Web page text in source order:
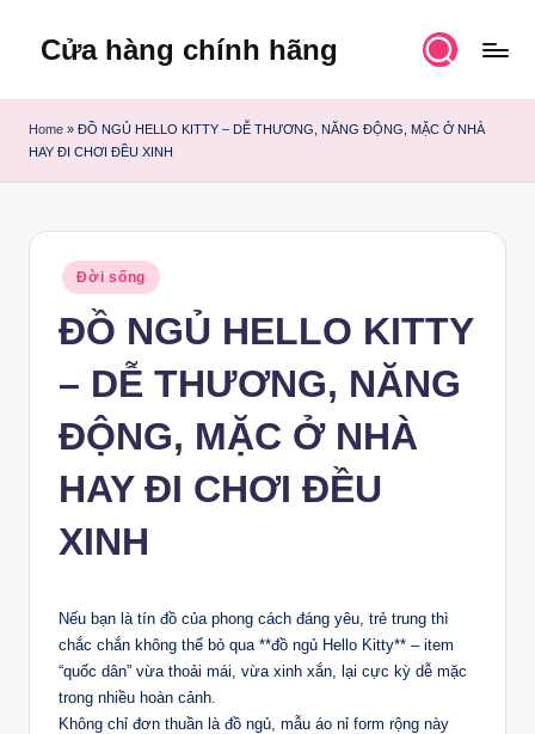
Cửa hàng chính hãng
Home » ĐỒ NGỦ HELLO KITTY – DỄ THƯƠNG, NĂNG ĐỘNG, MẶC Ở NHÀ
HAY ĐI CHƠI ĐỀU XINH
Posted
in
Đời sống
ĐỒ NGỦ HELLO KITTY
– DỄ THƯƠNG, NĂNG
ĐỘNG, MẶC Ở NHÀ
HAY ĐI CHƠI ĐỀU
XINH
Nếu bạn là tín đồ của phong cách đáng yêu, trẻ trung thì
chắc chắn không thể bỏ qua **đồ ngủ Hello Kitty** – item
“quốc dân” vừa thoải mái, vừa xinh xắn, lại cực kỳ dễ mặc
trong nhiều hoàn cảnh.
Không chỉ đơn thuần là đồ ngủ, mẫu áo nỉ form rộng này